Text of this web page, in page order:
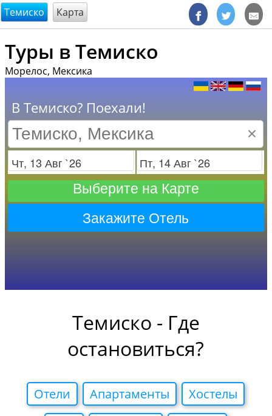
@endsectiom
Темиско Карта
Туры в Темиско
Морелос, Мексика
В Темиско? Поехали!
×
Заезд Отъезд
Выберите на Карте
Закажите Отель
Темиско - Где
остановиться?
Отели Апартаменты
Хостелы